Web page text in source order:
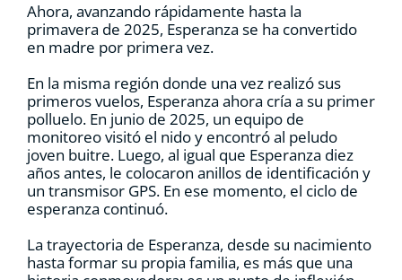
Ahora, avanzando rápidamente hasta la
primavera de 2025, Esperanza se ha convertido
en madre por primera vez.
En la misma región donde una vez realizó sus
primeros vuelos, Esperanza ahora cría a su primer
polluelo. En junio de 2025, un equipo de
monitoreo visitó el nido y encontró al peludo
joven buitre. Luego, al igual que Esperanza diez
años antes, le colocaron anillos de identificación y
un transmisor GPS. En ese momento, el ciclo de
esperanza continuó.
La trayectoria de Esperanza, desde su nacimiento
hasta formar su propia familia, es más que una